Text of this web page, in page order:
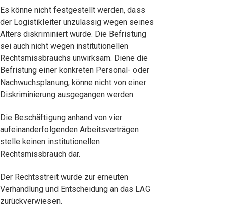
Es könne nicht festgestellt werden, dass
der Logistikleiter unzulässig wegen seines
Alters diskriminiert wurde. Die Befristung
sei auch nicht wegen institutionellen
Rechtsmissbrauchs unwirksam. Diene die
Befristung einer konkreten Personal- oder
Nachwuchsplanung, könne nicht von einer
Diskriminierung ausgegangen werden.
Die Beschäftigung anhand von vier
aufeinanderfolgenden Arbeitsverträgen
stelle keinen institutionellen
Rechtsmissbrauch dar.
Der Rechtsstreit wurde zur erneuten
Verhandlung und Entscheidung an das LAG
zurückverwiesen.